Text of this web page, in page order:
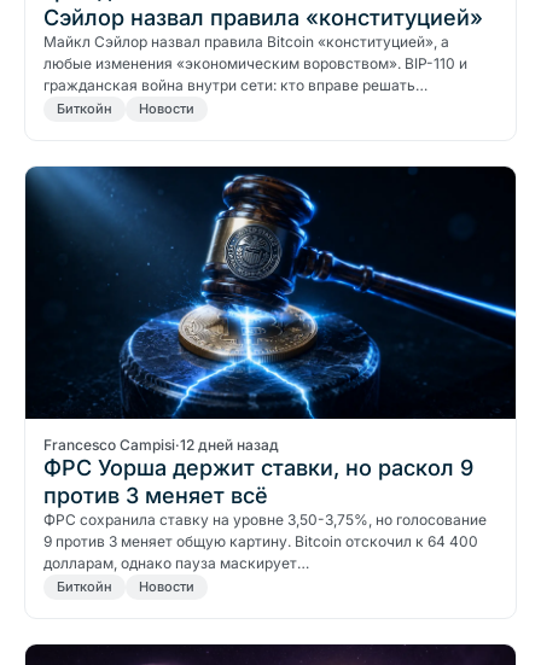
Сэйлор назвал правила «конституцией»
Майкл Сэйлор назвал правила Bitcoin «конституцией», а
любые изменения «экономическим воровством». BIP-110 и
гражданская война внутри сети: кто вправе решать…
Биткойн Новости
Francesco Campisi·12 дней назад
ФРС Уорша держит ставки, но раскол 9
против 3 меняет всё
ФРС сохранила ставку на уровне 3,50-3,75%, но голосование
9 против 3 меняет общую картину. Bitcoin отскочил к 64 400
долларам, однако пауза маскирует…
Биткойн Новости